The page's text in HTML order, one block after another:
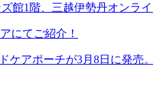
館1階、三越伊勢丹オンラ
にてご紹介！
ケアポーチが3月8日に発売。